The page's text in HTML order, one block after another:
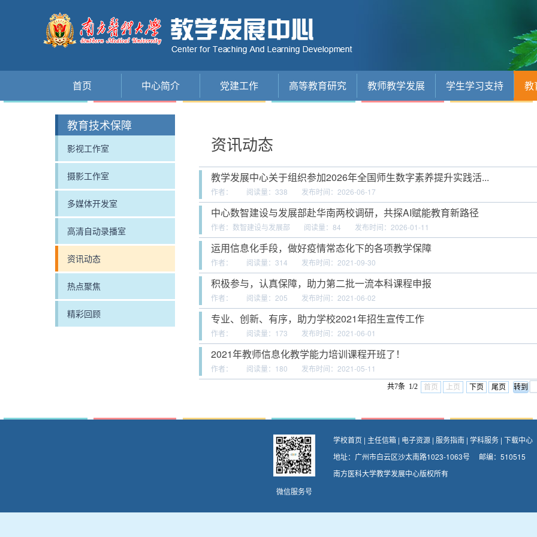
首页 中心简介 党建工作 高等教育研究 教师教学发展 学生学习支持 教
教育技术保障
影视工作室
摄影工作室
多媒体开发室
高清自动录播室
资讯动态
热点聚焦
精彩回顾
资讯动态
教学发展中心关于组织参加2026年全国师生数字素养提升实践活...
作者： 阅读量： 338 发布时间：2026-06-17
中心数智建设与发展部赴华南两校调研，共探AI赋能教育新路径
作者：数智建设与发展部 阅读量： 84 发布时间：2026-01-11
运用信息化手段，做好疫情常态化下的各项教学保障
作者： 阅读量： 314 发布时间：2021-09-30
积极参与，认真保障，助力第二批一流本科课程申报
作者： 阅读量： 205 发布时间：2021-06-02
专业、创新、有序，助力学校2021年招生宣传工作
作者： 阅读量： 173 发布时间：2021-06-01
2021年教师信息化教学能力培训课程开班了！
作者： 阅读量： 180 发布时间：2021-05-11
共7条 1/2 首页 上页 下页 尾页
微信服务号
学校首页| 主任信箱| 电子资源| 服务指南| 学科服务| 下载中心
地址：广州市白云区沙太南路1023-1063号 邮编：510515
南方医科大学教学发展中心版权所有